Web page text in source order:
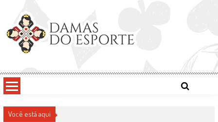
content
Damas do Esporte
Você está aqui